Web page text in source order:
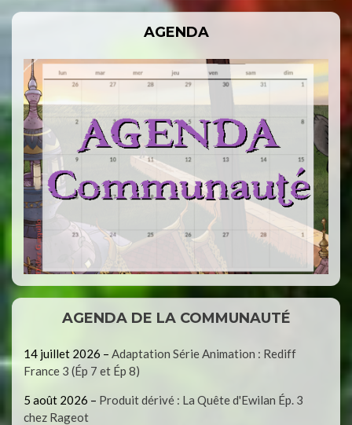
AGENDA
AGENDA DE LA COMMUNAUTÉ
14 juillet 2026 – Adaptation Série Animation : Rediff
France 3 (Ép 7 et Ép 8)
5 août 2026 – Produit dérivé : La Quête d'Ewilan Ép. 3
chez Rageot